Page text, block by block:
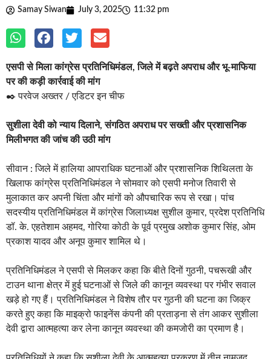
Samay Siwan July 3, 2025 11:32 pm
एसपी से मिला कांग्रेस प्रतिनिधिमंडल, जिले में बढ़ते अपराध और भू-माफिया
पर की कड़ी कार्रवाई की मांग
✒️ परवेज अख्तर / एडिटर इन चीफ
सुशीला देवी को न्याय दिलाने, संगठित अपराध पर सख्ती और प्रशासनिक
मिलीभगत की जांच की उठी मांग
सीवान : जिले में हालिया आपराधिक घटनाओं और प्रशासनिक शिथिलता के
खिलाफ कांग्रेस प्रतिनिधिमंडल ने सोमवार को एसपी मनोज तिवारी से
मुलाकात कर अपनी चिंता और मांगों को औपचारिक रूप से रखा। पांच
सदस्यीय प्रतिनिधिमंडल में कांग्रेस जिलाध्यक्ष सुशील कुमार, प्रदेश प्रतिनिधि
डॉ. के. एहतेशाम अहमद, गोरिया कोठी के पूर्व प्रमुख अशोक कुमार सिंह, ओम
प्रकाश यादव और अनूप कुमार शामिल थे।
प्रतिनिधिमंडल ने एसपी से मिलकर कहा कि बीते दिनों गुठनी, पचरूखी और
टाउन थाना क्षेत्र में हुई घटनाओं से जिले की कानून व्यवस्था पर गंभीर सवाल
खड़े हो गए हैं। प्रतिनिधिमंडल ने विशेष तौर पर गुठनी की घटना का जिक्र
करते हुए कहा कि माइक्रो फाइनेंस कंपनी की प्रताड़ना से तंग आकर सुशीला
देवी द्वारा आत्महत्या कर लेना कानून व्यवस्था की कमजोरी का प्रमाण है।